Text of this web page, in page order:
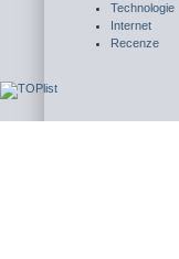
Technologie
Internet
Recenze